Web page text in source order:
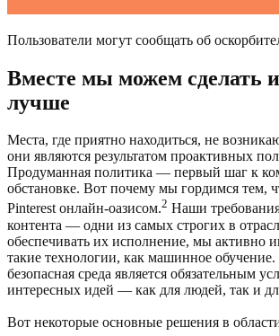
Пользователи могут сообщать об
Вместе мы можем сделать
лучше
Места, где приятно находиться, не
они являются результатом проактивных
Продуманная политика — первый шаг к
обстановке. Вот почему мы гордимся тем,
Pinterest онлайн-оазисом.2 Наши
контента — одни из самых строгих в
обеспечивать их исполнение, мы активно
такие технологии, как машинное
безопасная среда является обязательным
интересных идей — как для людей, так и
Вот некоторые основные решения в